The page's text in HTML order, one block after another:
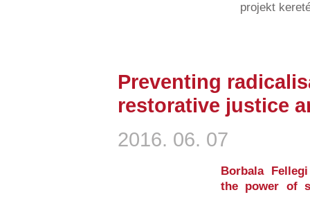
projekt
Preventing
restorative justice
2016. 06. 07
Borbala
the power of